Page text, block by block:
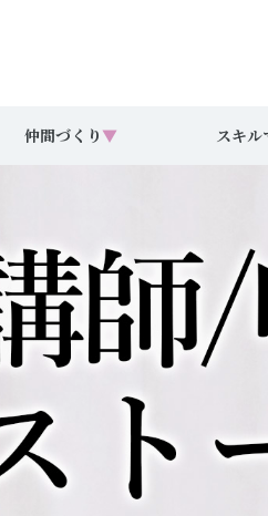
仲間づくり ▼ スキル